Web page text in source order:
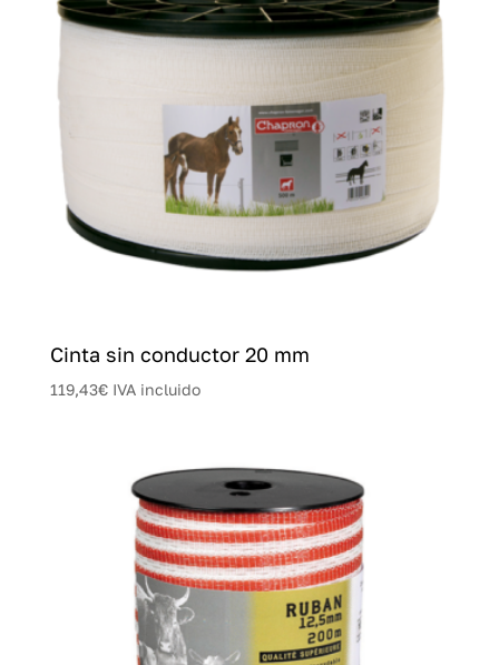
Cinta sin conductor 20 mm
119,43€ IVA incluido